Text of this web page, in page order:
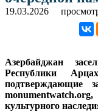
19.03.2026
Азербайджан
Республики
подтверждающие
культурного